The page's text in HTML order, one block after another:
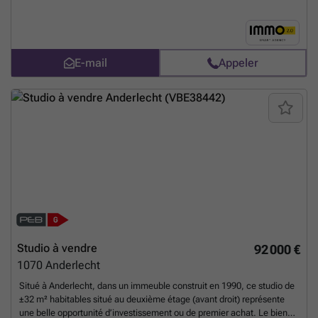
techniques : PEB : E Électricité conforme Radiateurs électriques
Double vitrage bois Situation pratique à proximité des transports en
commun, commerces et facilités. Une opportunité idéale pour investir
dans un bien compact, fonctionnel et déjà mis en location. Les
informations reprises dans cette annonce sont non contractuelles.En
savoir plus ?
E-mail Appeler
92 000 €
Studio à vendre
1070 Anderlecht
Situé à Anderlecht, dans un immeuble construit en 1990, ce studio de
±32 m² habitables situé au deuxième étage (avant droit) représente
une belle opportunité d’investissement ou de premier achat. Le bien